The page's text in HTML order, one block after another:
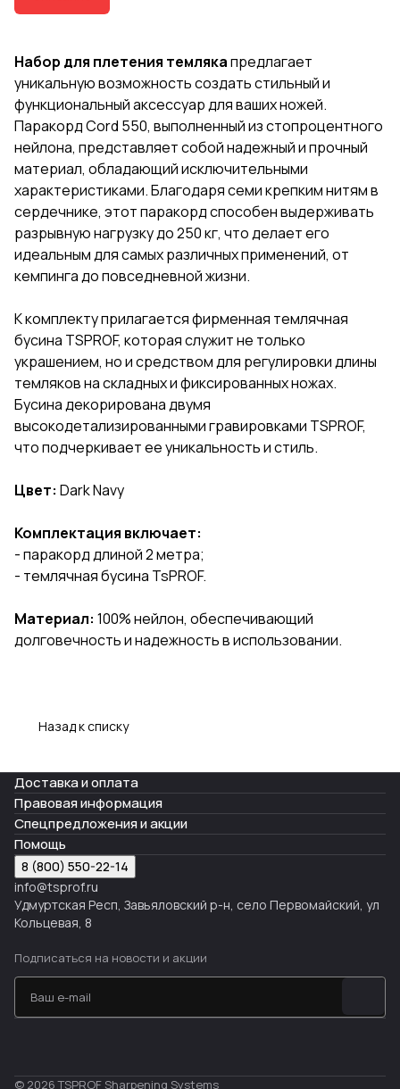
Набор для плетения темлякапредлагает
уникальную возможность создать стильный и
функциональный аксессуар для ваших ножей.
Паракорд Cord 550, выполненный из стопроцентного
нейлона, представляет собой надежный и прочный
материал, обладающий исключительными
характеристиками. Благодаря семи крепким нитям в
сердечнике, этот паракорд способен выдерживать
разрывную нагрузку до 250 кг, что делает его
идеальным для самых различных применений, от
кемпинга до повседневной жизни.
К комплекту прилагается фирменная темлячная
бусина TSPROF, которая служит не только
украшением, но и средством для регулировки длины
темляков на складных и фиксированных ножах.
Бусина декорирована двумя
высокодетализированными гравировками TSPROF,
что подчеркивает ее уникальность и стиль.
Цвет: Dark Navy
Комплектация включает:
- паракорд длиной 2 метра;
- темлячная бусина TsPROF.
Материал: 100% нейлон, обеспечивающий
долговечность и надежность в использовании.
Назад к списку
Доставка и оплата
Правовая информация
Спецпредложения и акции
Помощь
8 (800) 550-22-14
info@tsprof.ru
Удмуртская Респ, Завьяловский р-н, село Первомайский, ул
Кольцевая, 8
Подписаться на новости и акции
© 2026 TSPROF Sharpening Systems